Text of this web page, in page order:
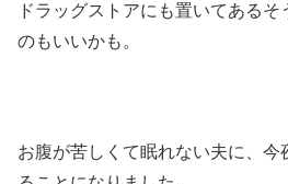
ドラッグストアにも置いてあるそ
のもいいかも。
お腹が苦しくて眠れない夫に、